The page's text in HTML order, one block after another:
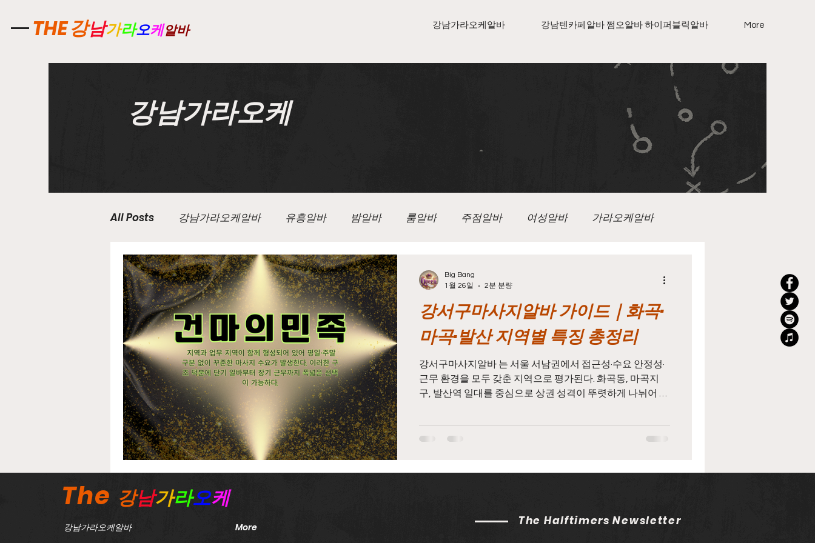
강남가라오케알바
THE 강남가라오케알바 강남텐카페알바 쩜오알바 하이퍼블릭알바 More
강남가라오케
All Posts 강남가라오케알바 유흥알바 밤알바 룸알바 주점알바 여성알바 가라오케알바
유흥업소알바 노래주점알바 텐카페알바 가라오케
노래방보도이야기 강서구마사지알바 마사지알바 마사지구인 태국마사지 태국마사지알바
태국마사지구인 스웨디시알바 스웨디시구인 스웨디시 스웨디시마사지 농업주휴수당
농사주휴수당 농촌주휴수당 농업알바주휴수당
강서구마사지알바 가이드｜화곡·
마곡·발산 지역별 특징 총정리
강서구마사지알바 는 서울 서남권에서 접근성·수요 안정성·
근무 환경을 모두 갖춘 지역으로 평가된다. 화곡동, 마곡지
구, 발산역 일대를 중심으로 상권 성격이 뚜렷하게 나뉘어 있
는 주거 인구와 직장인 수요가 동시에 형성되어 있어 단기 알
특성은 출근 대비 실근무 비율이 안정적으로 이어지는 장점
Big Bang
1월 26일
2분 분량
The 강남가라오케
강남가라오케알바 More The Halftimers Newsletter